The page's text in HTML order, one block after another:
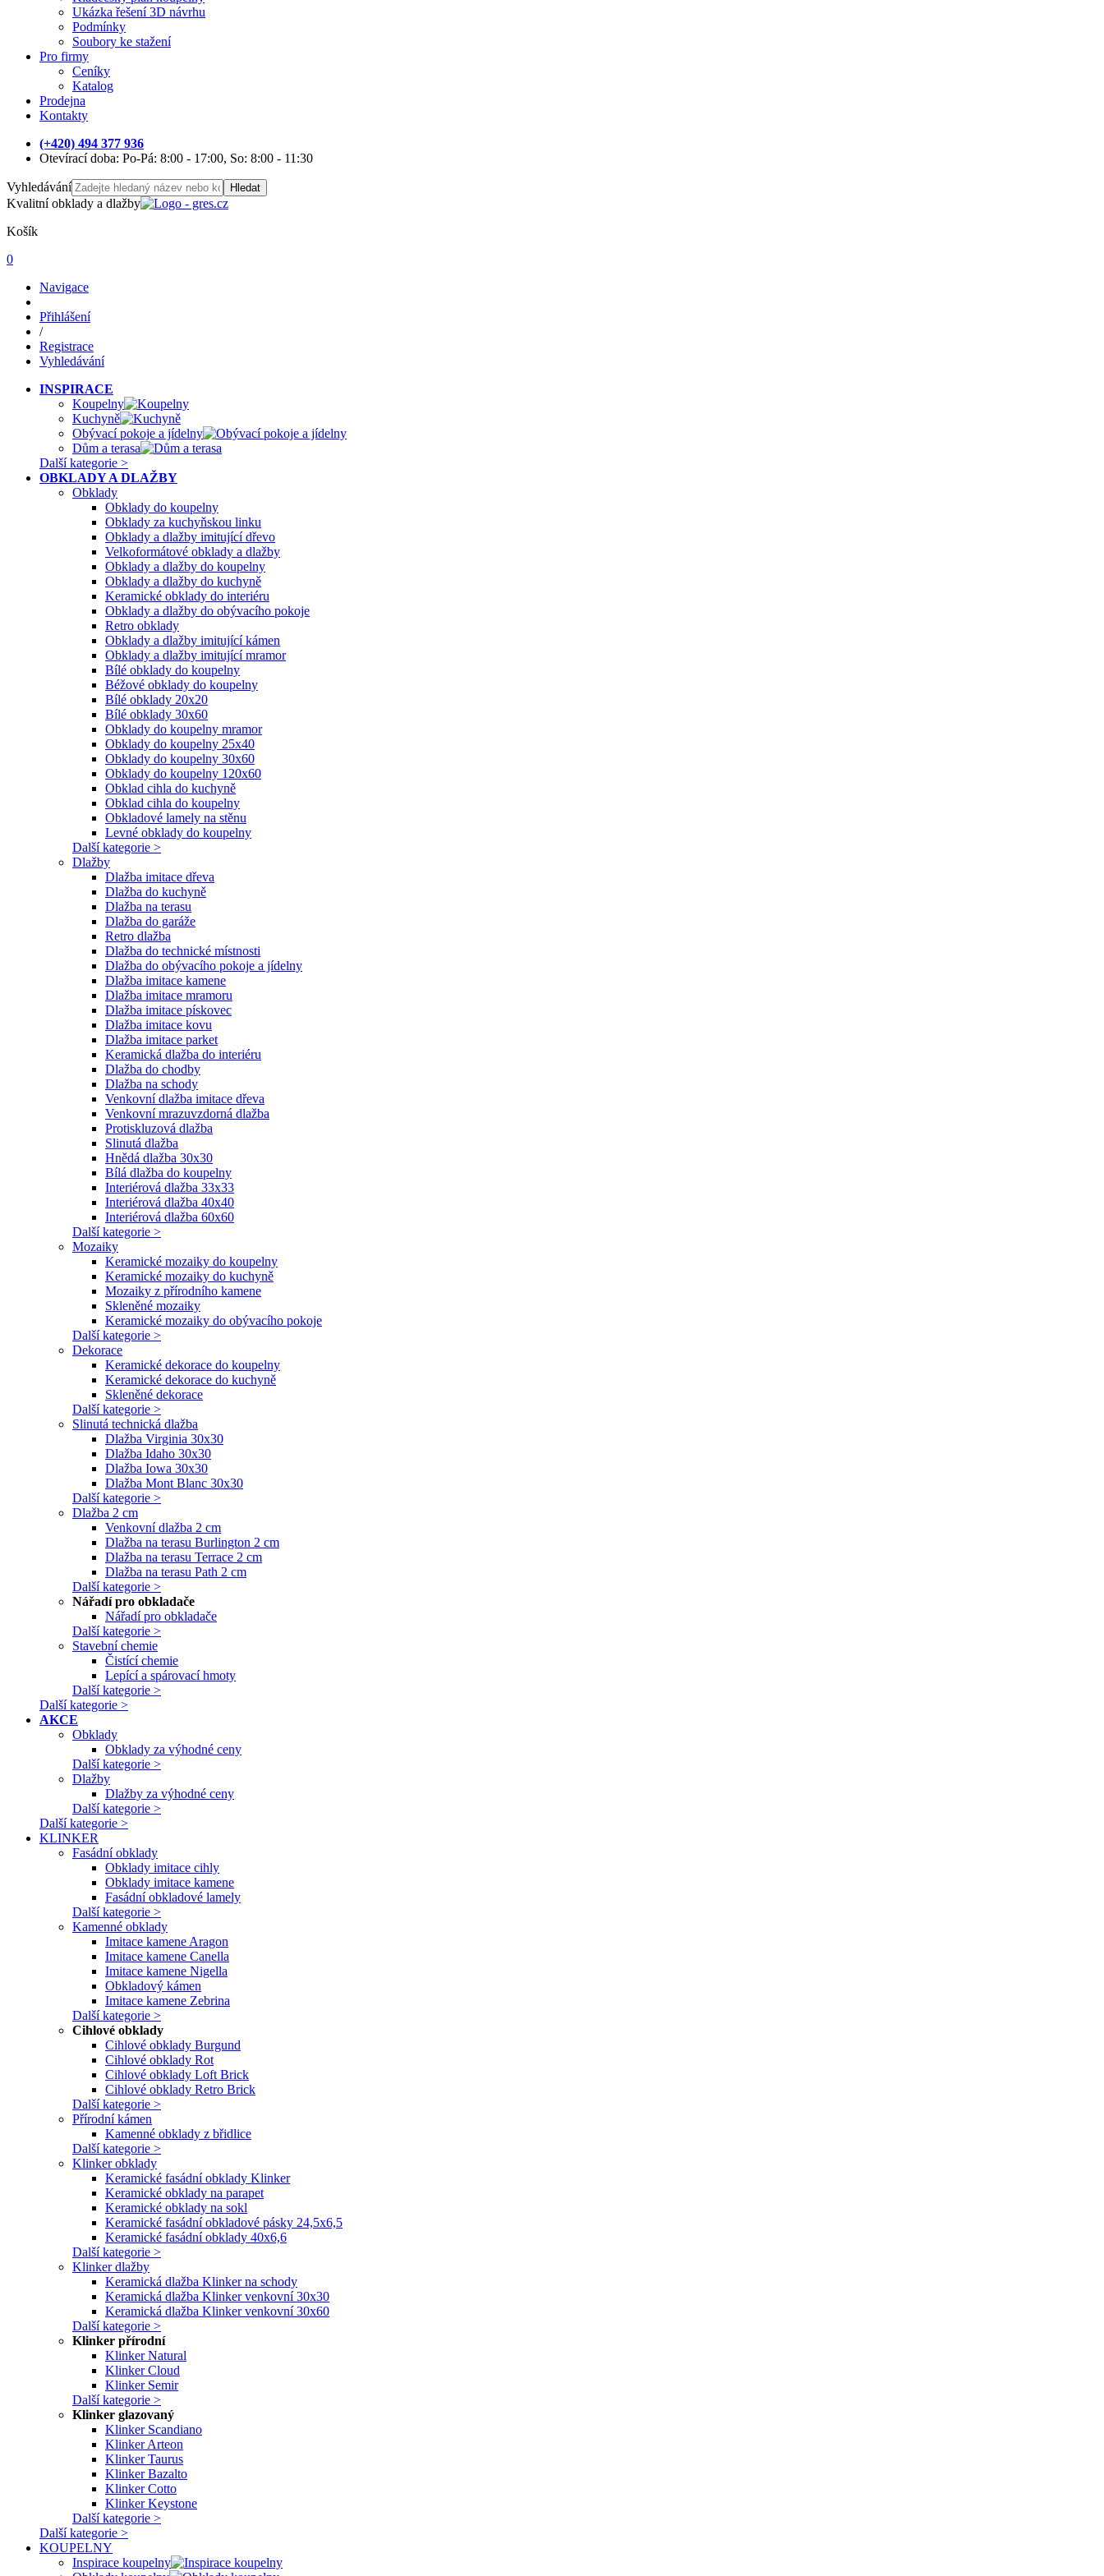
Ukázka řešení 3D návrhu
Podmínky
Soubory ke stažení
Pro firmy
Ceníky
Katalog
Prodejna
Kontakty
(+420) 494 377 936
Otevírací doba: Po-Pá: 8:00 - 17:00, So: 8:00 - 11:30
Vyhledávání Hledat
Kvalitní obklady a dlažby
Košík
0
Navigace
Přihlášení
/
Registrace
Vyhledávání
INSPIRACE
Koupelny
Kuchyně
Obývací pokoje a jídelny
Dům a terasa
Další kategorie >
OBKLADY A DLAŽBY
Obklady
Obklady do koupelny
Obklady za kuchyňskou linku
Obklady a dlažby imitující dřevo
Velkoformátové obklady a dlažby
Obklady a dlažby do koupelny
Obklady a dlažby do kuchyně
Keramické obklady do interiéru
Obklady a dlažby do obývacího pokoje
Retro obklady
Obklady a dlažby imitující kámen
Obklady a dlažby imitující mramor
Bílé obklady do koupelny
Béžové obklady do koupelny
Bílé obklady 20x20
Bílé obklady 30x60
Obklady do koupelny mramor
Obklady do koupelny 25x40
Obklady do koupelny 30x60
Obklady do koupelny 120x60
Obklad cihla do kuchyně
Obklad cihla do koupelny
Obkladové lamely na stěnu
Levné obklady do koupelny
Další kategorie >
Dlažby
Dlažba imitace dřeva
Dlažba do kuchyně
Dlažba na terasu
Dlažba do garáže
Retro dlažba
Dlažba do technické místnosti
Dlažba do obývacího pokoje a jídelny
Dlažba imitace kamene
Dlažba imitace mramoru
Dlažba imitace pískovec
Dlažba imitace kovu
Dlažba imitace parket
Keramická dlažba do interiéru
Dlažba do chodby
Dlažba na schody
Venkovní dlažba imitace dřeva
Venkovní mrazuvzdorná dlažba
Protiskluzová dlažba
Slinutá dlažba
Hnědá dlažba 30x30
Bílá dlažba do koupelny
Interiérová dlažba 33x33
Interiérová dlažba 40x40
Interiérová dlažba 60x60
Další kategorie >
Mozaiky
Keramické mozaiky do koupelny
Keramické mozaiky do kuchyně
Mozaiky z přírodního kamene
Skleněné mozaiky
Keramické mozaiky do obývacího pokoje
Další kategorie >
Dekorace
Keramické dekorace do koupelny
Keramické dekorace do kuchyně
Skleněné dekorace
Další kategorie >
Slinutá technická dlažba
Dlažba Virginia 30x30
Dlažba Idaho 30x30
Dlažba Iowa 30x30
Dlažba Mont Blanc 30x30
Další kategorie >
Dlažba 2 cm
Venkovní dlažba 2 cm
Dlažba na terasu Burlington 2 cm
Dlažba na terasu Terrace 2 cm
Dlažba na terasu Path 2 cm
Další kategorie >
Nářadí pro obkladače
Nářadí pro obkladače
Další kategorie >
Stavební chemie
Čistící chemie
Lepící a spárovací hmoty
Další kategorie >
Další kategorie >
AKCE
Obklady
Obklady za výhodné ceny
Další kategorie >
Dlažby
Dlažby za výhodné ceny
Další kategorie >
Další kategorie >
KLINKER
Fasádní obklady
Obklady imitace cihly
Obklady imitace kamene
Fasádní obkladové lamely
Další kategorie >
Kamenné obklady
Imitace kamene Aragon
Imitace kamene Canella
Imitace kamene Nigella
Obkladový kámen
Imitace kamene Zebrina
Další kategorie >
Cihlové obklady
Cihlové obklady Burgund
Cihlové obklady Rot
Cihlové obklady Loft Brick
Cihlové obklady Retro Brick
Další kategorie >
Přírodní kámen
Kamenné obklady z břidlice
Další kategorie >
Klinker obklady
Keramické fasádní obklady Klinker
Keramické obklady na parapet
Keramické obklady na sokl
Keramické fasádní obkladové pásky 24,5x6,5
Keramické fasádní obklady 40x6,6
Další kategorie >
Klinker dlažby
Keramická dlažba Klinker na schody
Keramická dlažba Klinker venkovní 30x30
Keramická dlažba Klinker venkovní 30x60
Další kategorie >
Klinker přírodní
Klinker Natural
Klinker Cloud
Klinker Semir
Další kategorie >
Klinker glazovaný
Klinker Scandiano
Klinker Arteon
Klinker Taurus
Klinker Bazalto
Klinker Cotto
Klinker Keystone
Další kategorie >
Další kategorie >
KOUPELNY
Inspirace koupelny